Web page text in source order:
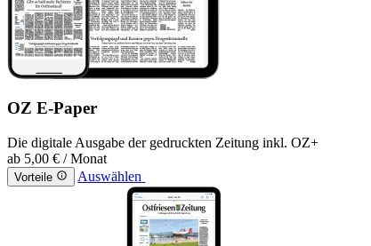
OZ E-Paper
Die digitale Ausgabe der gedruckten Zeitung inkl. OZ+
ab 5,00 € / Monat
Vorteile Auswählen